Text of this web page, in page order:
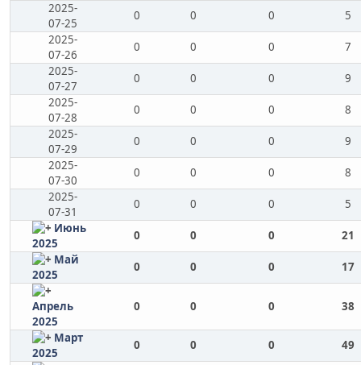
2025-
07-25
0 0 0
5
2025-
07-26
0 0 0
7
2025-
07-27
0 0 0
9
2025-
07-28
0 0 0
8
2025-
07-29
0 0 0
9
2025-
07-30
0 0 0
8
2025-
07-31
0 0 0
5
Июнь
2025
0 0 0
21
Май
2025
0 0 0 17
Апрель
2025
0 0 0 38
Март
2025
0 0 0 49